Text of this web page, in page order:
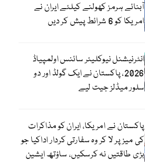
آبنائے ہرمز کھولنے کیلئے ایران نے
امریکا کو 6 شرائط پیش کر دیں
انٹرنیشنل نیوکلیئر سائنس اولمپیاڈ
2026، پاکستان نے ایک گولڈ اور دو
سلور میڈلز جیت لیے
پاکستان نے امریکا، ایران کو مذاکرات
کی میز پر لا کر وہ سفارتی کردار اداکیا جو
بڑی طاقتیں نہ کرسکیں، ساؤتھ ایشین